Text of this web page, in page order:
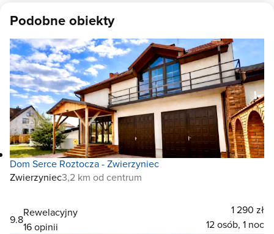
Podobne obiekty
Dom Serce Roztocza - Zwierzyniec
Zwierzyniec3,2 km od centrum
9.8
Rewelacyjny
16 opinii
1 290 zł
12 osób, 1 noc